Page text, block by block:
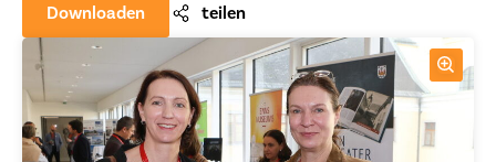
Downloaden teilen